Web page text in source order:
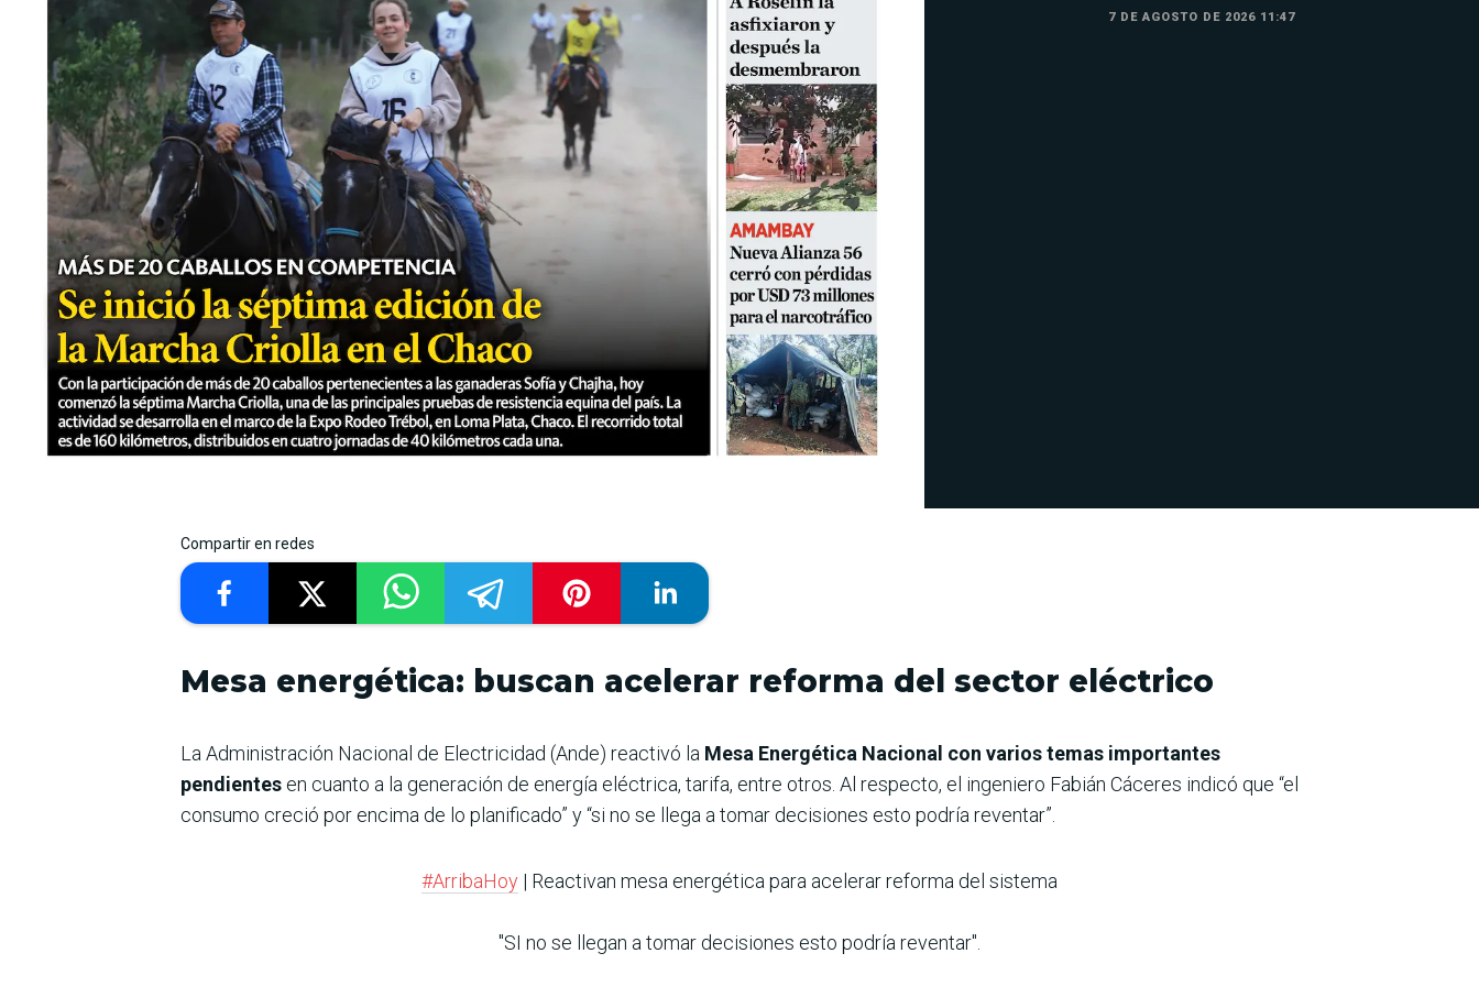
7 DE AGOSTO DE 2026 11:47
Compartir en redes
Mesa energética: buscan acelerar reforma del sector eléctrico
La Administración Nacional de Electricidad (Ande) reactivó la Mesa Energética Nacional con varios temas importantes
pendientes en cuanto a la generación de energía eléctrica, tarifa, entre otros. Al respecto, el ingeniero Fabián Cáceres indicó que “el
consumo creció por encima de lo planificado” y “si no se llega a tomar decisiones esto podría reventar”.
#ArribaHoy | Reactivan mesa energética para acelerar reforma del sistema
"SI no se llegan a tomar decisiones esto podría reventar".